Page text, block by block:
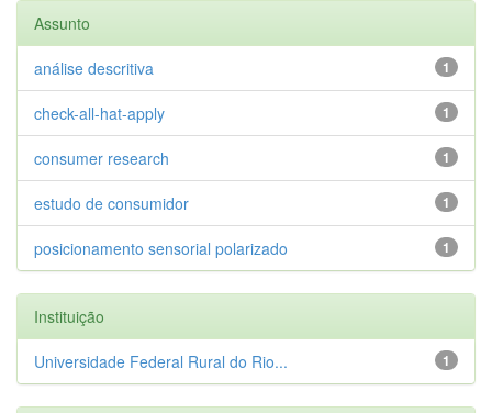
Assunto
1
análise descritiva
1
check-all-hat-apply
1
consumer research
1
estudo de consumidor
1
posicionamento sensorial polarizado
Instituição
1
Universidade Federal Rural do Rio...